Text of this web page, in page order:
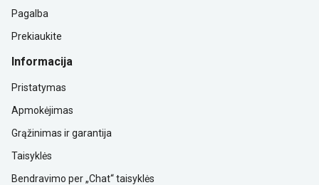
Pagalba
Prekiaukite
Informacija
Pristatymas
Apmokėjimas
Grąžinimas ir garantija
Taisyklės
Bendravimo per „Chat“ taisyklės